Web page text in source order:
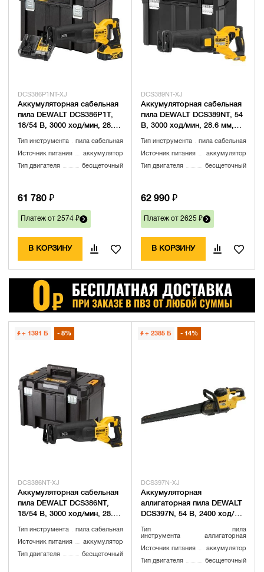
DCS386P1NT-XJ
Аккумуляторная сабельная
пила DEWALT DCS386P1T,
18/54 В, 3000 ход/мин, 28.6
Тип инструмента пила сабельная
Источник питания аккумулятор
Тип двигателя бесщеточный
61 780 ₽
Платеж от 2574 ₽
В КОРЗИНУ
DCS389NT-XJ
Аккумуляторная сабельная
пила DEWALT DCS389NT, 54
В, 3000 ход/мин, 28.6 мм,
Тип инструмента пила сабельная
Источник питания аккумулятор
Тип двигателя бесщеточный
62 990 ₽
Платеж от 2625 ₽
В КОРЗИНУ
+ 1391 Б 8%
DCS386NT-XJ
Аккумуляторная сабельная
пила DEWALT DCS386NT,
18/54 В, 3000 ход/мин, 28.6
Тип инструмента пила сабельная
Источник питания аккумулятор
Тип двигателя бесщеточный
+ 2385 Б 14%
DCS397N-XJ
Аккумуляторная
аллигаторная пила DEWALT
DCS397N, 54 В, 2400 ход/
(DCS397N-XJ)
Тип
инструмента
пила
аллигаторная
Источник питания аккумулятор
Тип двигателя бесщеточный